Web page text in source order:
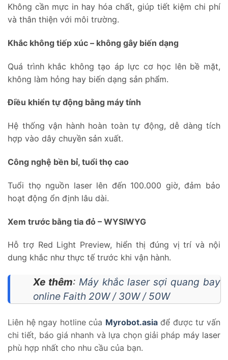
Không cần mực in hay hóa chất, giúp tiết kiệm chi phí
và thân thiện với môi trường.
Khắc không tiếp xúc – không gây biến dạng
Quá trình khắc không tạo áp lực cơ học lên bề mặt,
không làm hỏng hay biến dạng sản phẩm.
Điều khiển tự động bằng máy tính
Hệ thống vận hành hoàn toàn tự động, dễ dàng tích
hợp vào dây chuyền sản xuất.
Công nghệ bền bỉ, tuổi thọ cao
Tuổi thọ nguồn laser lên đến 100.000 giờ, đảm bảo
hoạt động ổn định lâu dài.
Xem trước bằng tia đỏ – WYSIWYG
Hỗ trợ Red Light Preview, hiển thị đúng vị trí và nội
dung khắc như thực tế trước khi vận hành.
Xe thêm: Máy khắc laser sợi quang bay
online Faith 20W / 30W / 50W
Liên hệ ngay hotline của Myrobot.asiađể được tư vấn
chi tiết, báo giá nhanh và lựa chọn giải pháp máy laser
phù hợp nhất cho nhu cầu của bạn.